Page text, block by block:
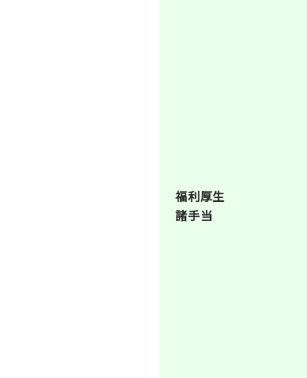
福利厚生
諸手当